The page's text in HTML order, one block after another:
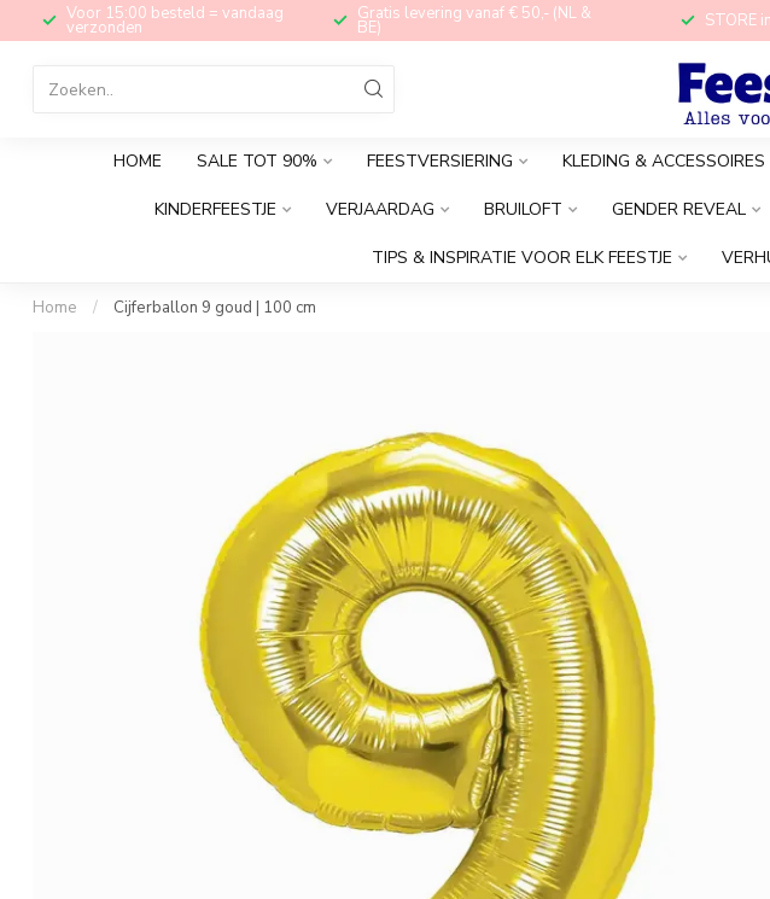
Voor 15:00 besteld = vandaag
verzonden
Gratis levering vanaf € 50,- (NL &
BE) STORE
HOME SALE TOT 90% FEESTVERSIERING KLEDING & ACCESSOIRES
KINDERFEESTJE VERJAARDAG BRUILOFT GENDER REVEAL
TIPS & INSPIRATIE VOOR ELK FEESTJE
Home / Cijferballon 9 goud | 100 cm